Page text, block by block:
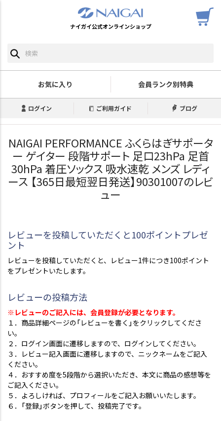
ナイガイ公式オンラインショップ
お気に入り 会員ランク別特典
ログイン ご利用ガイド ブログ
NAIGAI PERFORMANCE ふくらはぎサポータ
ー ゲイター 段階サポート 足口23hPa 足首
30hPa 着圧ソックス 吸水速乾 メンズ レディ
ース 【365日最短翌日発送】90301007のレビ
ュー
レビューを投稿していただくと100ポイントプレゼ
ント
レビューを投稿していただくと、レビュー1件につき100ポイント
をプレゼントいたします。
レビューの投稿方法
※レビューのご記入には、会員登録が必要となります。
１．商品詳細ページの「レビューを書く」をクリックしてくださ
い。
２．ログイン画面に遷移しますので、ログインしてください。
３．レビュー記入画面に遷移しますので、ニックネームをご記入
ください。
４．おすすめ度を5段階から選択いただき、本文に商品の感想等を
ご記入ください。
５．よろしければ、プロフィールをご記入お願いいたします。
６．「登録」ボタンを押して、投稿完了です。